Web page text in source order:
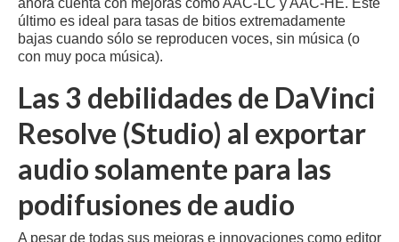
ahora cuenta con mejoras como AAC-LC y AAC-HE. Este
último es ideal para tasas de bitios extremadamente
bajas cuando sólo se reproducen voces, sin música (o
con muy poca música).
Las 3 debilidades de DaVinci
Resolve (Studio) al exportar
audio solamente para las
podifusiones de audio
A pesar de todas sus mejoras e innovaciones como editor